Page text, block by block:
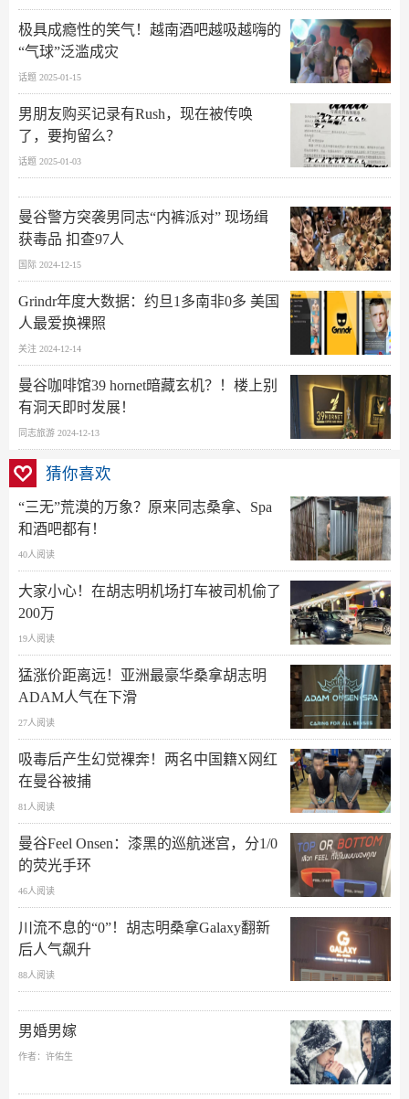
极具成瘾性的笑气！越南酒吧越吸越嗨的
“气球”泛滥成灾
话题 2025-01-15
男朋友购买记录有Rush，现在被传唤
了，要拘留么？
话题 2025-01-03
曼谷警方突袭男同志“内裤派对” 现场缉
获毒品 扣查97人
国际 2024-12-15
Grindr年度大数据：约旦1多南非0多 美国
人最爱换裸照
关注 2024-12-14
曼谷咖啡馆39 hornet暗藏玄机？！楼上别
有洞天即时发展！
同志旅游 2024-12-13
猜你喜欢
“三无”荒漠的万象？原来同志桑拿、Spa
和酒吧都有！
40人阅读
大家小心！在胡志明机场打车被司机偷了
200万
19人阅读
猛涨价距离远！亚洲最豪华桑拿胡志明
ADAM人气在下滑
27人阅读
吸毒后产生幻觉裸奔！两名中国籍X网红
在曼谷被捕
81人阅读
曼谷Feel Onsen：漆黑的巡航迷宫，分1/0
的荧光手环
46人阅读
川流不息的“0”！胡志明桑拿Galaxy翻新
后人气飙升
88人阅读
男婚男嫁
作者：许佑生